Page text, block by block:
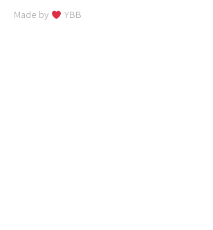
Made by YBB